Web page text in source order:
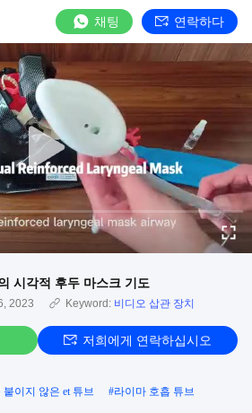
채팅 연락하다
시각적 후두 마스크 기도
2023 Keyword: 비디오 삽관 장치
저희에게 연락하십시오
붙이지 않은 et 튜브 #라이마 호흡 튜브